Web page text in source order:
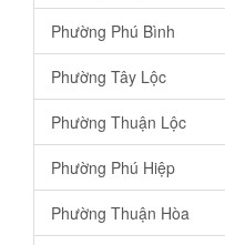
Phường Phú Bình
Phường Tây Lộc
Phường Thuận Lộc
Phường Phú Hiệp
Phường Thuận Hòa